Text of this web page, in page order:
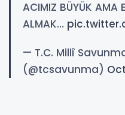
ACIMIZ BÜYÜK AMA
ALMAK…
— T.C. Millî
(@tcsavunma)